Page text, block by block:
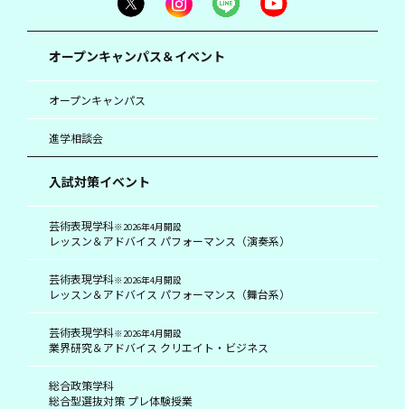
オープンキャンパス＆イベント
オープンキャンパス
進学相談会
入試対策イベント
芸術表現学科※2026年4月開設
レッスン＆アドバイス パフォーマンス（演奏系）
芸術表現学科※2026年4月開設
レッスン＆アドバイス パフォーマンス（舞台系）
芸術表現学科※2026年4月開設
業界研究＆アドバイス クリエイト・ビジネス
総合政策学科
総合型選抜対策 プレ体験授業